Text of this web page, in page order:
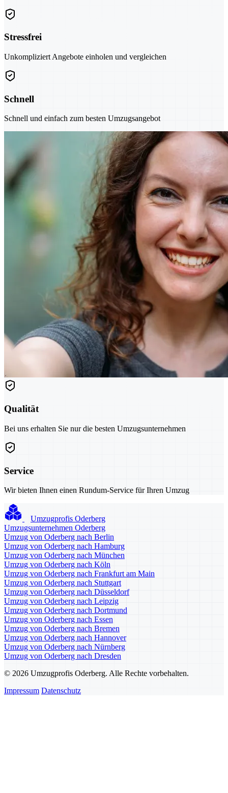
Stressfrei
Unkompliziert Angebote einholen und vergleichen
Schnell
Schnell und einfach zum besten Umzugsangebot
Qualität
Bei uns erhalten Sie nur die besten Umzugsunternehmen
Service
Wir bieten Ihnen einen Rundum-Service für Ihren Umzug
Umzugprofis Oderberg
Umzugsunternehmen Oderberg
Umzug von Oderberg nach Berlin
Umzug von Oderberg nach Hamburg
Umzug von Oderberg nach München
Umzug von Oderberg nach Köln
Umzug von Oderberg nach Frankfurt am Main
Umzug von Oderberg nach Stuttgart
Umzug von Oderberg nach Düsseldorf
Umzug von Oderberg nach Leipzig
Umzug von Oderberg nach Dortmund
Umzug von Oderberg nach Essen
Umzug von Oderberg nach Bremen
Umzug von Oderberg nach Hannover
Umzug von Oderberg nach Nürnberg
Umzug von Oderberg nach Dresden
© 2026 Umzugprofis Oderberg. Alle Rechte vorbehalten.
Impressum Datenschutz